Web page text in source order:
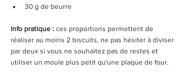
30 g de beurre
Info pratique : ces proportions permettent de
réaliser au moins 2 biscuits, ne pas hésiter à diviser
par deux si vous ne souhaitez pas de restes et
utiliser un moule plus petit qu'une plaque de four.